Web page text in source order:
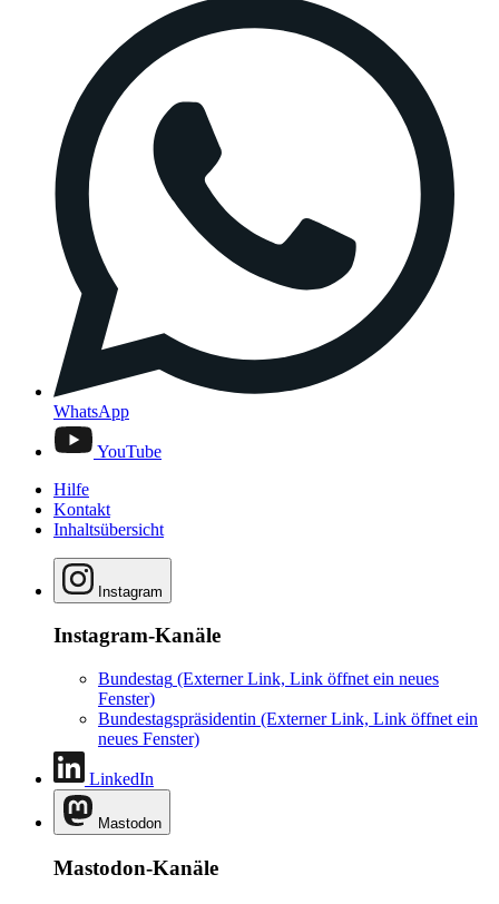
WhatsApp
YouTube
Hilfe
Kontakt
Inhaltsübersicht
Instagram
Instagram-Kanäle
Bundestag (Externer Link, Link öffnet ein neues
Fenster)
Bundestagspräsidentin (Externer Link, Link öffnet ein
neues Fenster)
LinkedIn
Mastodon
Mastodon-Kanäle